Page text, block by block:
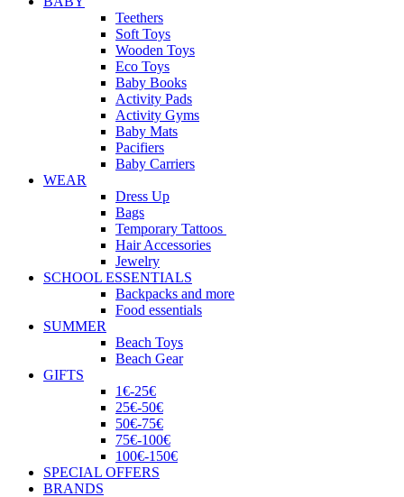
Teethers
Soft Toys
Wooden Toys
Eco Toys
Baby Books
Activity Pads
Activity Gyms
Baby Mats
Pacifiers
Baby Carriers
WEAR
Dress Up
Bags
Temporary Tattoos
Hair Accessories
Jewelry
SCHOOL ESSENTIALS
Backpacks and more
Food essentials
SUMMER
Beach Toys
Beach Gear
GIFTS
1€-25€
25€-50€
50€-75€
75€-100€
100€-150€
SPECIAL OFFERS
BRANDS